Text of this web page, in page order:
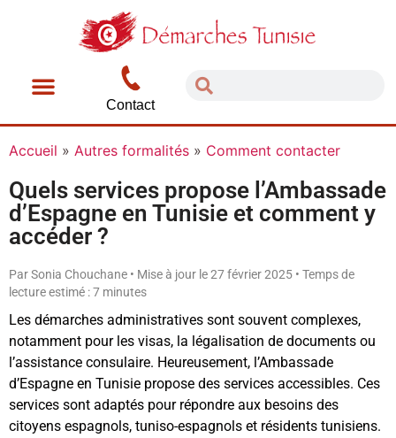
Contact
Accueil » Autres formalités » Comment contacter
Quels services propose l’Ambassade
d’Espagne en Tunisie et comment y
accéder ?
Par Sonia Chouchane • Mise à jour le 27 février 2025 • Temps de
lecture estimé : 7 minutes
Les démarches administratives sont souvent complexes,
notamment pour les visas, la légalisation de documents ou
l’assistance consulaire. Heureusement, l’Ambassade
d’Espagne en Tunisie propose des services accessibles. Ces
services sont adaptés pour répondre aux besoins des
citoyens espagnols, tuniso-espagnols et résidents tunisiens.